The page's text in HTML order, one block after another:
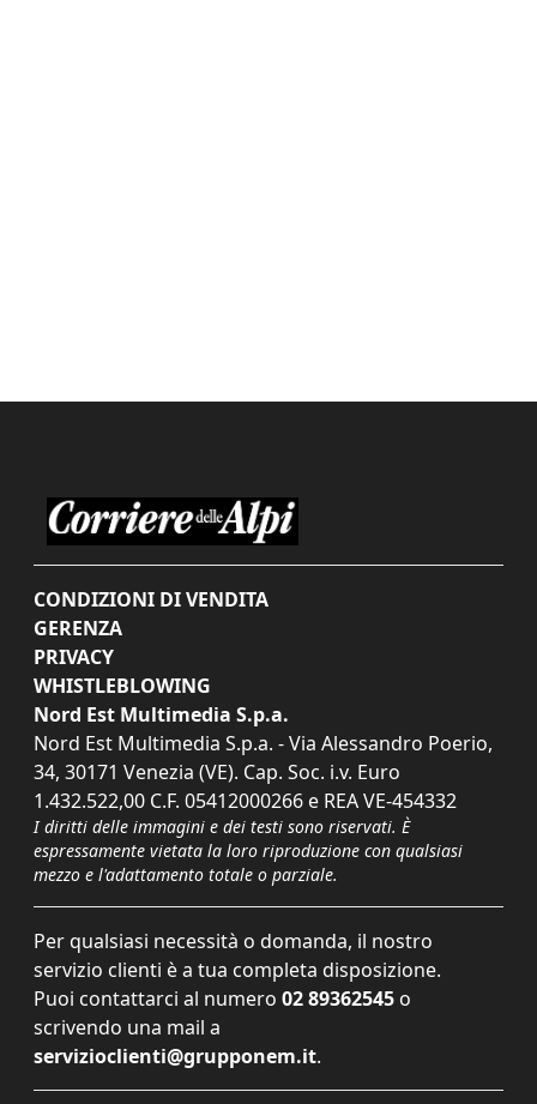
CONDIZIONI DI VENDITA
GERENZA
PRIVACY
WHISTLEBLOWING
Nord Est Multimedia S.p.a.
Nord Est Multimedia S.p.a. - Via Alessandro Poerio,
34, 30171 Venezia (VE). Cap. Soc. i.v. Euro
1.432.522,00 C.F. 05412000266 e REA VE-454332
I diritti delle immagini e dei testi sono riservati. È
espressamente vietata la loro riproduzione con qualsiasi
mezzo e l'adattamento totale o parziale.
Per qualsiasi necessità o domanda, il nostro
servizio clienti è a tua completa disposizione.
Puoi contattarci al numero 02 89362545 o
scrivendo una mail a
servizioclienti@grupponem.it.